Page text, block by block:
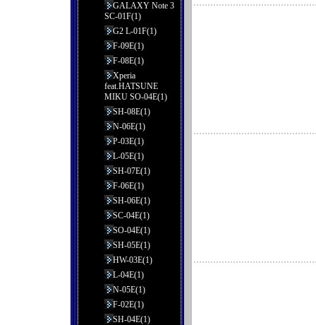
GALAXY Note 3
SC-01F(1)
G2 L-01F(1)
F-09E(1)
F-08E(1)
Xperia
feat.HATSUNE
MIKU SO-04E(1)
SH-08E(1)
N-06E(1)
P-03E(1)
L-05E(1)
SH-07E(1)
F-06E(1)
SH-06E(1)
SC-04E(1)
SO-04E(1)
SH-05E(1)
HW-03E(1)
L-04E(1)
N-05E(1)
F-02E(1)
SH-04E(1)